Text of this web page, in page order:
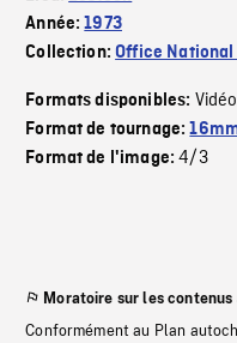
Année:1973
Collection:Office National
Formats disponibles:
Format de tournage:
Format de l'image:4/3
Moratoire sur les
Conformément au Plan